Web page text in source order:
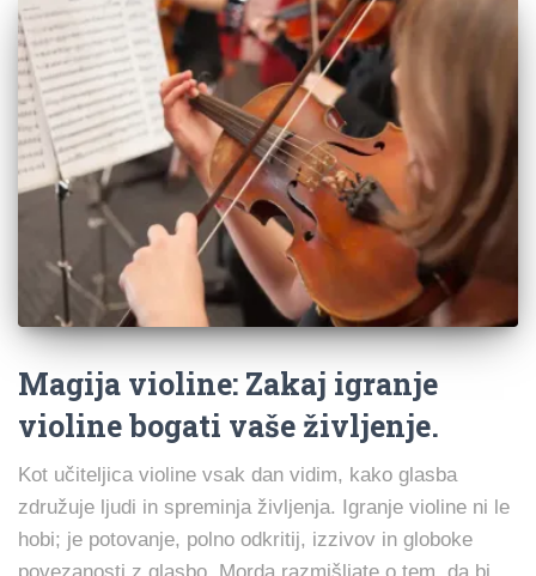
Magija violine: Zakaj igranje
violine bogati vaše življenje.
Kot učiteljica violine vsak dan vidim, kako glasba
združuje ljudi in spreminja življenja. Igranje violine ni le
hobi; je potovanje, polno odkritij, izzivov in globoke